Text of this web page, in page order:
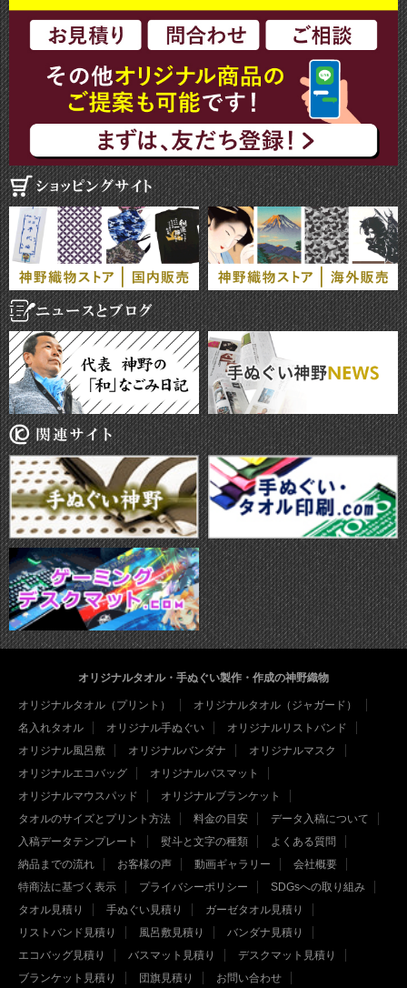
オリジナルタオル・手ぬぐい製作・作成の神野織物
オリジナルタオル（プリント）
オリジナルタオル（ジャガード）
名入れタオル
オリジナル手ぬぐい
オリジナルリストバンド
オリジナル風呂敷
オリジナルバンダナ
オリジナルマスク
オリジナルエコバッグ
オリジナルバスマット
オリジナルマウスパッド
オリジナルブランケット
タオルのサイズとプリント方法
料金の目安
データ入稿について
入稿データテンプレート
熨斗と文字の種類
よくある質問
納品までの流れ
お客様の声 動画ギャラリー
会社概要
特商法に基づく表示
プライバシーポリシー
SDGsへの取り組み
タオル見積り
手ぬぐい見積り
ガーゼタオル見積り
リストバンド見積り
風呂敷見積り
バンダナ見積り
エコバッグ見積り
バスマット見積り
デスクマット見積り
ブランケット見積り
団旗見積り お問い合わせ